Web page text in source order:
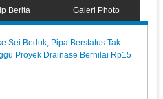
Berita Galeri Photo
Sei Beduk, Pipa Berstatus Tak
Proyek Drainase Bernilai Rp15